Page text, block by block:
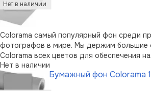
Colorama самый популярный фон среди
фотографов в мире. Мы держим большие
Colorama всех цветов для обеспечения
миру.Высококачественная бумага,
неотражающая поверхностьШирокая
популярный фон для фотографов100%
Нет в наличии
Бумажный фон Colorama